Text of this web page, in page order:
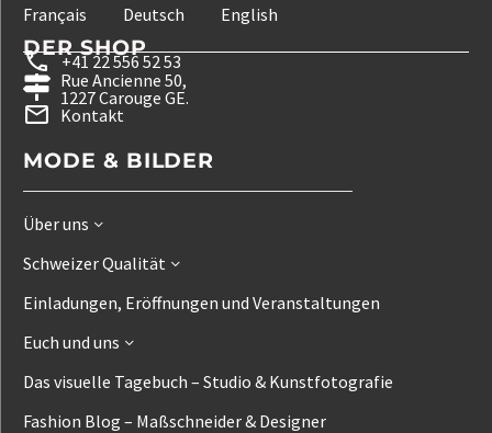
Français
Deutsch English
DER SHOP
+41 22 556 52 53
Rue Ancienne 50,
1227 Carouge GE.
Kontakt
MODE & BILDER
Über uns
Schweizer Qualität
Einladungen, Eröffnungen und Veranstaltungen
Euch und uns
Das visuelle Tagebuch – Studio & Kunstfotografie
Fashion Blog – Maßschneider & Designer